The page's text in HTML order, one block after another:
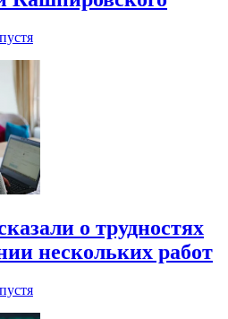
о трудностях
нескольких работ